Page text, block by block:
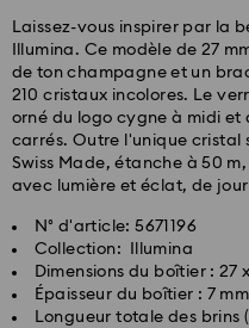
Laissez-vous inspirer par la
Illumina. Ce modèle de 27
de ton champagne et un
210 cristaux incolores. Le
orné du logo cygne à midi et
carrés. Outre l'unique cristal
Swiss Made, étanche à 50
avec lumière et éclat, de
N° d'article: 5671196
Collection: Illumina
Dimensions du boîtier : 27
Épaisseur du boîtier : 7 mm
Longueur totale des brins
Livraison standard - GLS
Les commandes passées du
seront traitées et expédiées
Délai de livraison standard:
expédition
Frais de livraison standard:
Livraison express - FedEx